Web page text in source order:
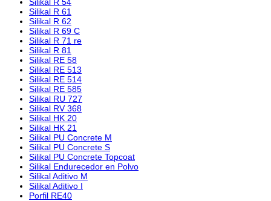
Silikal R 61
Silikal R 62
Silikal R 69 C
Silikal R 71 re
Silikal R 81
Silikal RE 58
Silikal RE 513
Silikal RE 514
Silikal RE 585
Silikal RU 727
Silikal RV 368
Silikal HK 20
Silikal HK 21
Silikal PU Concrete M
Silikal PU Concrete S
Silikal PU Concrete Topcoat
Silikal Endurecedor en Polvo
Silikal Aditivo M
Silikal Aditivo I
Porfil RE40